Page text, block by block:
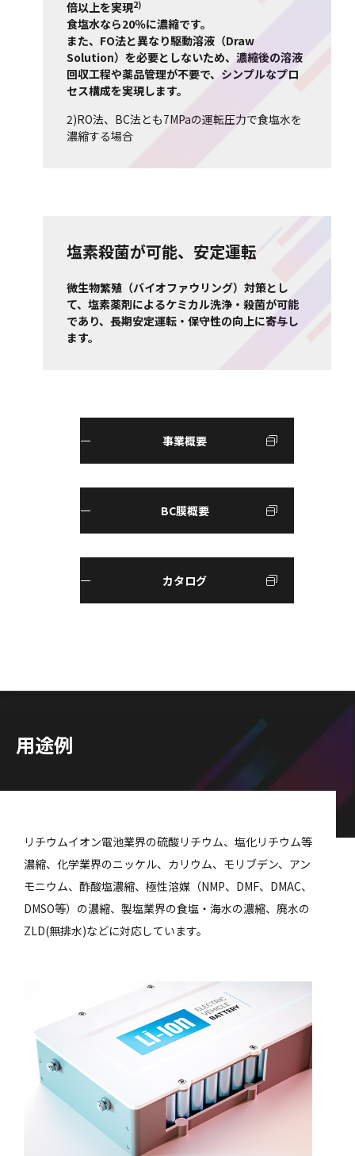
倍以上を実現2)
食塩水なら20％に濃縮です。
また、FO法と異なり駆動溶液（Draw
Solution）を必要としないため、濃縮後の溶液
回収工程や薬品管理が不要で、シンプルなプロ
セス構成を実現します。
2)RO法、BC法とも7MPaの運転圧力で食塩水を
濃縮する場合
塩素殺菌が可能、安定運転
微生物繁殖（バイオファウリング）対策とし
て、塩素薬剤によるケミカル洗浄・殺菌が可能
であり、長期安定運転・保守性の向上に寄与し
ます。
事業概要
BC膜概要
カタログ
用途例
リチウムイオン電池業界の硫酸リチウム、塩化リチウム等
濃縮、化学業界のニッケル、カリウム、モリブデン、アン
モニウム、酢酸塩濃縮、極性溶媒（NMP、DMF、DMAC、
DMSO等）の濃縮、製塩業界の食塩・海水の濃縮、廃水の
ZLD(無排水)などに対応しています。